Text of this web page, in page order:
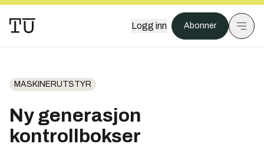
Logg inn Abonner
MASKINERUTSTYR
Ny generasjon
kontrollbokser